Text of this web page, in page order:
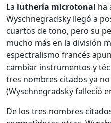
La luthería microtonal ha
Wyschnegradsky llegó a
cuartos de tono, pero su
mucho más en la división
espectralismo francés
cambiar instrumentos y
tres nombres citados ya
(Wyschnegradsky falleció
De los tres nombres